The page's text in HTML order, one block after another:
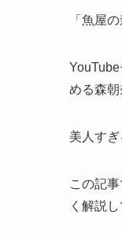
「魚屋
める森朝
美人す
この記
く解説し